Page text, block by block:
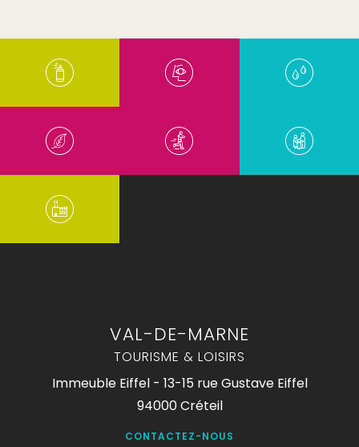
VAL-DE-MARNE
TOURISME & LOISIRS
Immeuble Eiffel - 13-15 rue Gustave Eiffel
94000 Créteil
CONTACTEZ-NOUS